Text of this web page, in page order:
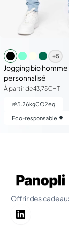
+5
Jogging bio homme
personnalisé
À partir de43,75€HT
🌱5.26kgCO2eq
Eco-responsable 🌳
Offrir des